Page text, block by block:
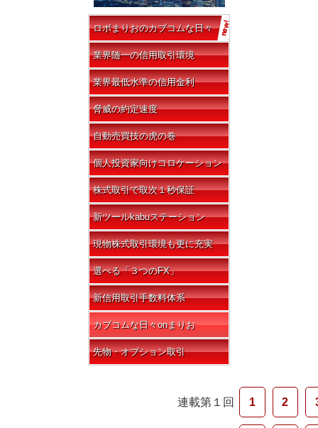
ロボまりおのカブコムな日々
業界随一の信用取引環境
業界最低水準の信用金利
脅威の約定速度
自動売買技の虎の巻
個人投資家向けコロケーション
株式取引で取次１秒保証
新ツールkabuステーション
現物株式取引環境も更に充実
選べる「３つのFX」
新信用取引手数料体系
カブコムな日々onまりお
先物・オプション取引
連載第１回 1 2